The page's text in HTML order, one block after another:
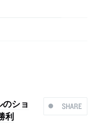
SHARE
ショ
利